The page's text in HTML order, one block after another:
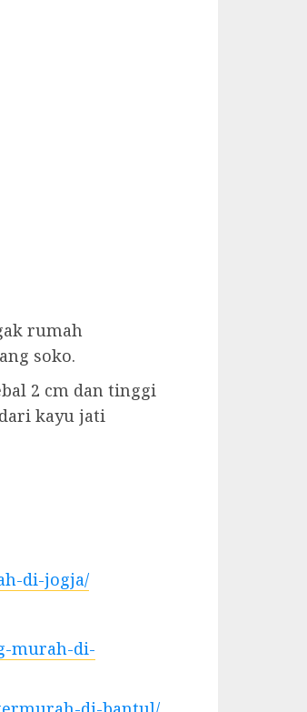
rumah
soko.
2 cm dan tinggi
kayu jati
di-jogja/
murah-di-